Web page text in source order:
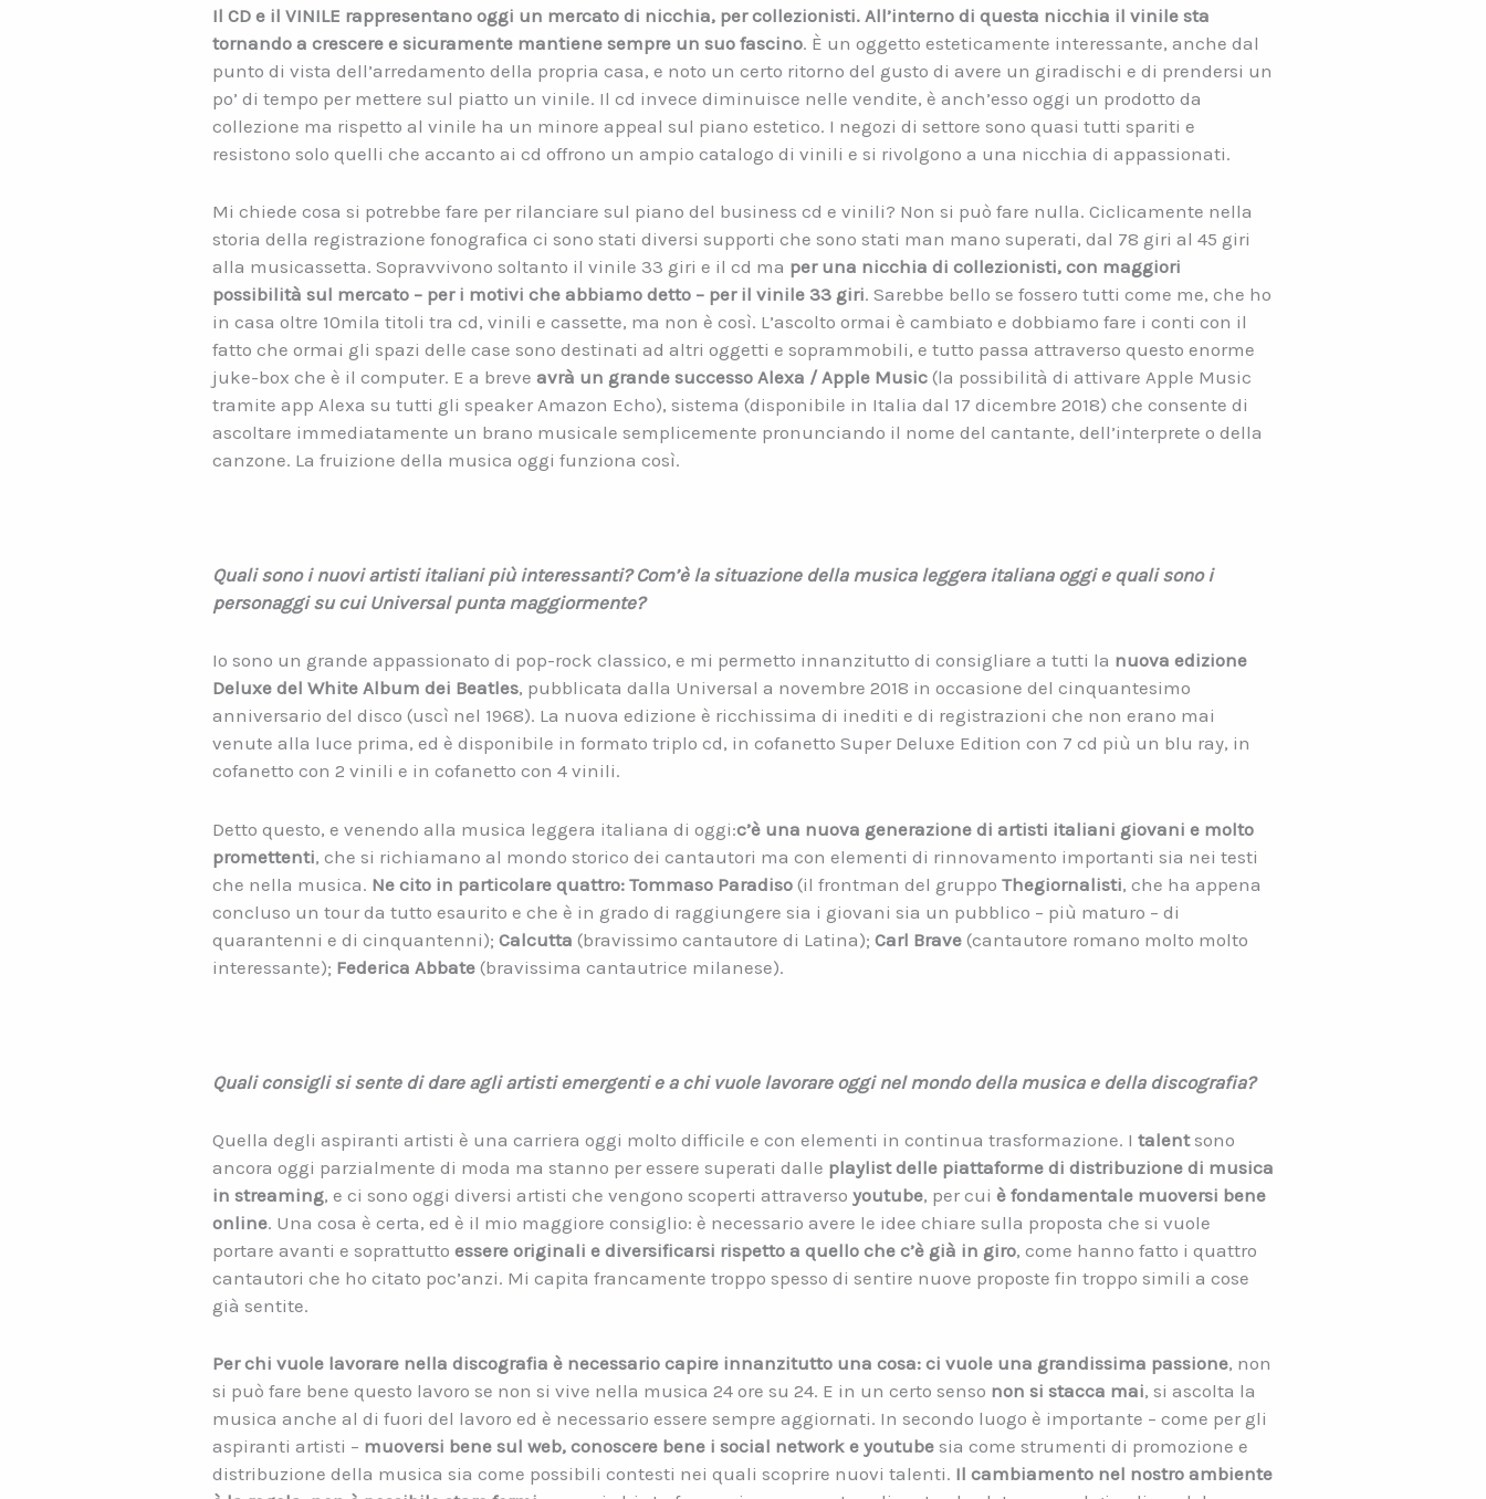
Il CD e il VINILE rappresentano oggi un mercato di nicchia, per collezionisti. All’interno di questa nicchia il vinile sta
tornando a crescere e sicuramente mantiene sempre un suo fascino. È un oggetto esteticamente interessante, anche dal
punto di vista dell’arredamento della propria casa, e noto un certo ritorno del gusto di avere un giradischi e di prendersi un
po’ di tempo per mettere sul piatto un vinile. Il cd invece diminuisce nelle vendite, è anch’esso oggi un prodotto da
collezione ma rispetto al vinile ha un minore appeal sul piano estetico. I negozi di settore sono quasi tutti spariti e
resistono solo quelli che accanto ai cd offrono un ampio catalogo di vinili e si rivolgono a una nicchia di appassionati.
Mi chiede cosa si potrebbe fare per rilanciare sul piano del business cd e vinili? Non si può fare nulla. Ciclicamente nella
storia della registrazione fonografica ci sono stati diversi supporti che sono stati man mano superati, dal 78 giri al 45 giri
alla musicassetta. Sopravvivono soltanto il vinile 33 giri e il cd ma per una nicchia di collezionisti, con maggiori
possibilità sul mercato – per i motivi che abbiamo detto – per il vinile 33 giri. Sarebbe bello se fossero tutti come me, che ho
in casa oltre 10mila titoli tra cd, vinili e cassette, ma non è così. L’ascolto ormai è cambiato e dobbiamo fare i conti con il
fatto che ormai gli spazi delle case sono destinati ad altri oggetti e soprammobili, e tutto passa attraverso questo enorme
juke-box che è il computer. E a breve avrà un grande successo Alexa / Apple Music (la possibilità di attivare Apple Music
tramite app Alexa su tutti gli speaker Amazon Echo), sistema (disponibile in Italia dal 17 dicembre 2018) che consente di
ascoltare immediatamente un brano musicale semplicemente pronunciando il nome del cantante, dell’interprete o della
canzone. La fruizione della musica oggi funziona così.
Quali sono i nuovi artisti italiani più interessanti? Com’è la situazione della musica leggera italiana oggi e quali sono i
personaggi su cui Universal punta maggiormente?
Io sono un grande appassionato di pop-rock classico, e mi permetto innanzitutto di consigliare a tutti la nuova edizione
Deluxe del White Album dei Beatles, pubblicata dalla Universal a novembre 2018 in occasione del cinquantesimo
anniversario del disco (uscì nel 1968). La nuova edizione è ricchissima di inediti e di registrazioni che non erano mai
venute alla luce prima, ed è disponibile in formato triplo cd, in cofanetto Super Deluxe Edition con 7 cd più un blu ray, in
cofanetto con 2 vinili e in cofanetto con 4 vinili.
Detto questo, e venendo alla musica leggera italiana di oggi:c’è una nuova generazione di artisti italiani giovani e molto
promettenti, che si richiamano al mondo storico dei cantautori ma con elementi di rinnovamento importanti sia nei testi
che nella musica. Ne cito in particolare quattro: Tommaso Paradiso (il frontman del gruppo Thegiornalisti, che ha appena
concluso un tour da tutto esaurito e che è in grado di raggiungere sia i giovani sia un pubblico – più maturo – di
quarantenni e di cinquantenni); Calcutta (bravissimo cantautore di Latina); Carl Brave (cantautore romano molto molto
interessante); Federica Abbate (bravissima cantautrice milanese).
Quali consigli si sente di dare agli artisti emergenti e a chi vuole lavorare oggi nel mondo della musica e della discografia?
Quella degli aspiranti artisti è una carriera oggi molto difficile e con elementi in continua trasformazione. I talent sono
ancora oggi parzialmente di moda ma stanno per essere superati dalle playlist delle piattaforme di distribuzione di musica
in streaming, e ci sono oggi diversi artisti che vengono scoperti attraverso youtube, per cui è fondamentale muoversi bene
online. Una cosa è certa, ed è il mio maggiore consiglio: è necessario avere le idee chiare sulla proposta che si vuole
portare avanti e soprattutto essere originali e diversificarsi rispetto a quello che c’è già in giro, come hanno fatto i quattro
cantautori che ho citato poc’anzi. Mi capita francamente troppo spesso di sentire nuove proposte fin troppo simili a cose
già sentite.
Per chi vuole lavorare nella discografia è necessario capire innanzitutto una cosa: ci vuole una grandissima passione, non
si può fare bene questo lavoro se non si vive nella musica 24 ore su 24. E in un certo senso non si stacca mai, si ascolta la
musica anche al di fuori del lavoro ed è necessario essere sempre aggiornati. In secondo luogo è importante – come per gli
aspiranti artisti – muoversi bene sul web, conoscere bene i social network e youtube sia come strumenti di promozione e
distribuzione della musica sia come possibili contesti nei quali scoprire nuovi talenti. Il cambiamento nel nostro ambiente